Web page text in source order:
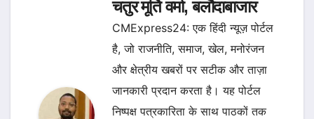
चतुर मूर्ति वर्मा, बलौदाबाजार
CMExpress24: एक हिंदी न्यूज़ पोर्टल
है, जो राजनीति, समाज, खेल, मनोरंजन
और क्षेत्रीय खबरों पर सटीक और ताज़ा
जानकारी प्रदान करता है। यह पोर्टल
निष्पक्ष पत्रकारिता के साथ पाठकों तक